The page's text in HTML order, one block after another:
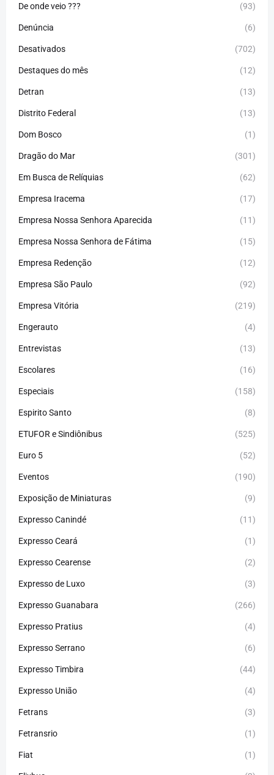
De onde veio ??? (93)
Denúncia (6)
Desativados (702)
Destaques do mês (12)
Detran (13)
Distrito Federal (13)
Dom Bosco (1)
Dragão do Mar (301)
Em Busca de Relíquias (62)
Empresa Iracema (17)
Empresa Nossa Senhora Aparecida (11)
Empresa Nossa Senhora de Fátima (15)
Empresa Redenção (12)
Empresa São Paulo (92)
Empresa Vitória (219)
Engerauto (4)
Entrevistas (13)
Escolares (16)
Especiais (158)
Espirito Santo (8)
ETUFOR e Sindiônibus (525)
Euro 5 (52)
Eventos (190)
Exposição de Miniaturas (9)
Expresso Canindé (11)
Expresso Ceará (1)
Expresso Cearense (2)
Expresso de Luxo (3)
Expresso Guanabara (266)
Expresso Pratius (4)
Expresso Serrano (6)
Expresso Timbira (44)
Expresso União (4)
Fetrans (3)
Fetransrio (1)
Fiat (1)